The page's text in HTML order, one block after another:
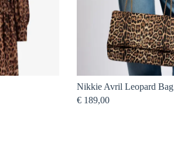
Nikkie Avril Leopard Bag
€ 189,00